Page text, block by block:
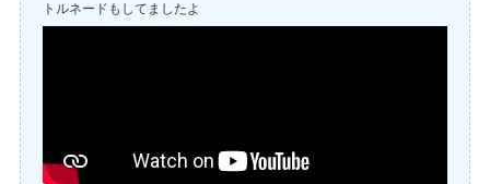
トルネードもしてましたよ